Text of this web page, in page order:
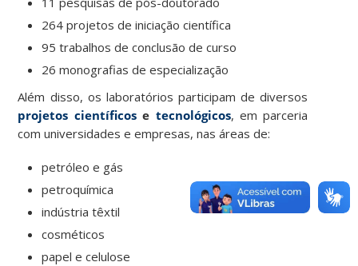
264 projetos de iniciação científica
95 trabalhos de conclusão de curso
26 monografias de especialização
Além disso, os laboratórios participam de diversos
projetos científicose tecnológicos, em parceria
com universidades e empresas, nas áreas de:
petróleo e gás
petroquímica
indústria têxtil
cosméticos
papel e celulose